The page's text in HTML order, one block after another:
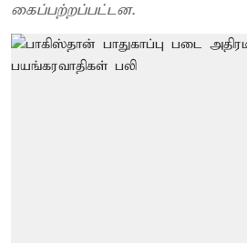
கைப்பற்றப்பட்டன.